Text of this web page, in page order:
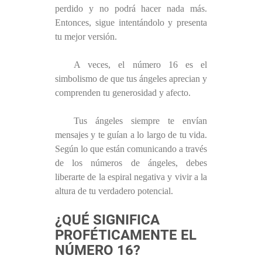
perdido y no podrá hacer nada más.
Entonces, sigue intentándolo y presenta
tu mejor versión.
A veces, el número 16 es el
simbolismo de que tus ángeles aprecian y
comprenden tu generosidad y afecto.
Tus ángeles siempre te envían
mensajes y te guían a lo largo de tu vida.
Según lo que están comunicando a través
de los números de ángeles, debes
liberarte de la espiral negativa y vivir a la
altura de tu verdadero potencial.
¿QUÉ SIGNIFICA
PROFÉTICAMENTE EL
NÚMERO 16?